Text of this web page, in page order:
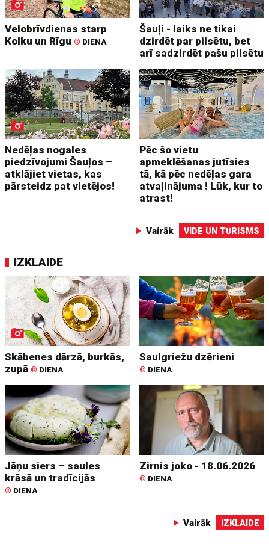
Velobrīvdienas starp
Kolku un Rīgu © DIENA
Šauļi - laiks ne tikai
dzirdēt par pilsētu, bet
arī sadzirdēt pašu pilsētu
Nedēļas nogales
piedzīvojumi Šauļos –
atklājiet vietas, kas
pārsteidz pat vietējos!
Pēc šo vietu
apmeklēšanas jutīsies
tā, kā pēc nedēļas gara
atvaļinājuma ! Lūk, kur to
atrast!
Vairāk VIDE UN TŪRISMS
IZKLAIDE
Skābenes dārzā, burkās,
zupā © DIENA
Saulgriežu dzērieni
© DIENA
Jāņu siers – saules
krāsā un tradīcijās
© DIENA
Zirnis joko - 18.06.2026
© DIENA
Vairāk IZKLAIDE